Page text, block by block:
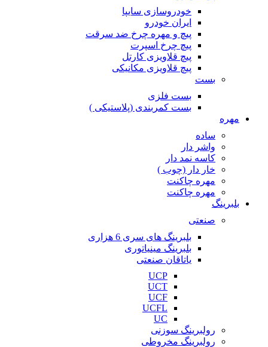
خودروسازی سایپا
ایران خودرو
پیچ و مهره چرخ ضد سرقت
پیچ چرخ اسپرت
پیچ قلاویزی کارتل
پیچ قلاویزی مکانیکی
بست
بست فلزی
بست کمربندی (پلاستیکی )
مهره
ساده
واشر دار
کاسه نمد دار
خار دار (چوب )
مهره چاکنت
مهره چاکنت
بلبرینگ
صنعتی
بلبرینگ های سری 6 هزاری
بلبرینگ مینیاتوری
یاتاقان صنعتی
UCP
UCT
UCF
UCFL
UC
رولبرینگ سوزنی
رولبرینگ مخروطی